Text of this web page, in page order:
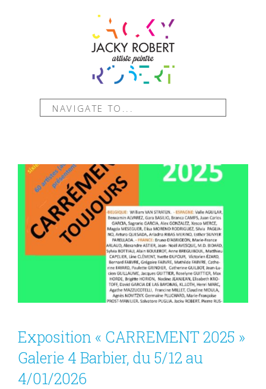
NAVIGATE TO...
Exposition « CARREMENT 2025 »
Galerie 4 Barbier, du 5/12 au
4/01/2026